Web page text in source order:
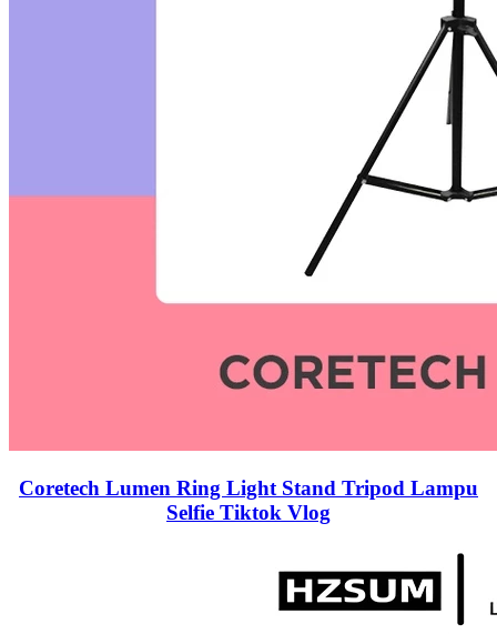
Coretech Lumen Ring Light Stand Tripod Lampu
Selfie Tiktok Vlog